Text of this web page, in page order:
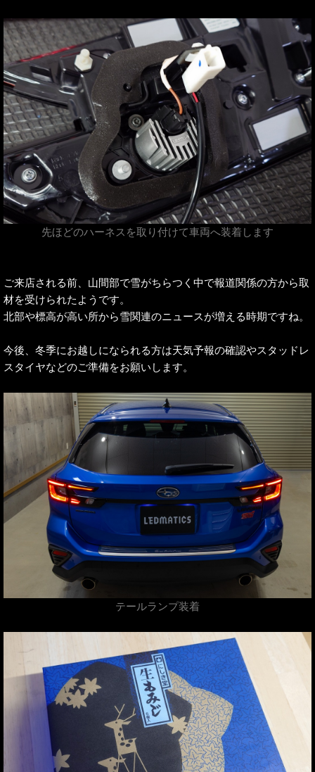
先ほどのハーネスを取り付けて車両へ装着します
ご来店される前、山間部で雪がちらつく中で報道関係の方から取
材を受けられたようです。
北部や標高が高い所から雪関連のニュースが増える時期ですね。
今後、冬季にお越しになられる方は天気予報の確認やスタッドレ
スタイヤなどのご準備をお願いします。
テールランプ装着